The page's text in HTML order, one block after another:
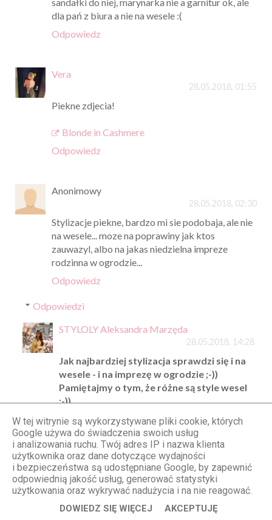
dla pań z biura a nie na wesele :(
Odpowiedz
Vera
28.05.2018, 01:55
Piekne zdjecia!
Blonde in Cashmere
Odpowiedz
Anonimowy
28.05.2018, 02:30
Stylizacje piekne, bardzo mi sie podobaja, ale nie
na wesele... moze na poprawiny jak ktos
zauwazyl, albo na jakas niedzielna impreze
rodzinna w ogrodzie...
Odpowiedz
Odpowiedzi
STYLOLY Aleksandra Marzęda
28.05.2018, 14:28
Jak najbardziej stylizacja sprawdzi się i na
wesele - i na imprezę w ogrodzie ;-))
Pamiętajmy o tym, że różne są style wesel
;-))
Odpowiedz
Anonimowy
28.05.2018, 06:56
Ja od pewnego czasu wykorzystuje tą sukienkę w
wersji do kolan jako sukienke ciążowa. Ma dość
W tej witrynie są wykorzystywane pliki cookie, których
Google używa do świadczenia swoich usług
i analizowania ruchu. Twój adres IP i nazwa klienta
użytkownika oraz dane dotyczące wydajności
i bezpieczeństwa są udostępniane Google, by zapewnić
odpowiednią jakość usług, generować statystyki
użytkowania oraz wykrywać nadużycia i na nie reagować.
DOWIEDZ SIĘ WIĘCEJ AKCEPTUJĘ